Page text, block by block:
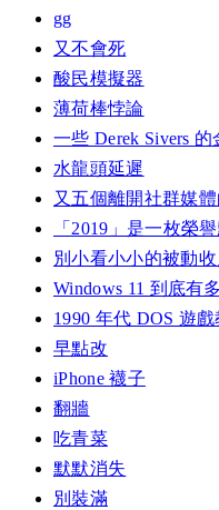
gg
又不會死
酸民模擬器
薄荷棒悖論
一些 Derek Sivers 的
水龍頭延遲
又五個離開社群媒
「2019」是一枚榮
別小看小小的被動收
Windows 11 到底有
1990 年代 DOS 遊
早點改
iPhone 襪子
翻牆
吃青菜
默默消失
別裝滿